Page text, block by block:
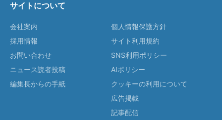
サイトについて
会社案内
採用情報
お問い合わせ
ニュース読者投稿
編集長からの手紙
個人情報保護方針
サイト利用規約
SNS利用ポリシー
AIポリシー
クッキーの利用について
広告掲載
記事配信